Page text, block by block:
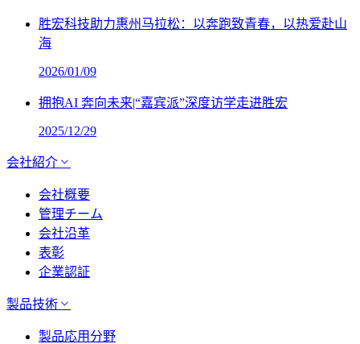
胜宏科技助力惠州马拉松：以奔跑致青春，以热爱赴山
海
2026/01/09
拥抱AI 奔向未来|“嘉宾派”深度访学走进胜宏
2025/12/29
会社紹介
会社概要
管理チーム
会社沿革
表彰
企業認証
製品技術
製品応用分野